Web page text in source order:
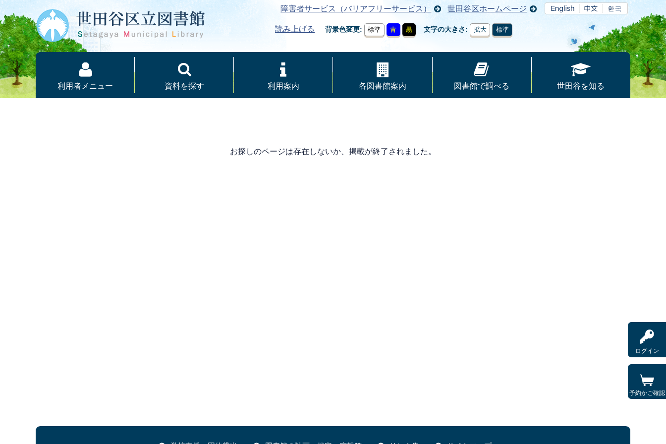
障害者サービス（バリアフリーサービス） 世田谷区ホームページ
読み上げる 背景色変更 標準 青 黒 文字の大きさ 拡大 標準
ログイン
予約かご確認
利用者メニュー 資料を探す 利用案内 各図書館案内 図書館で調べる 世田谷を知る
お探しのページは存在しないか、掲載が終了されました。